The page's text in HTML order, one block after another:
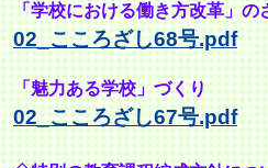
「学校における働き方改革」
02_こころざし68号.pdf
「魅力ある学校」づくり
02_こころざし67号.pdf